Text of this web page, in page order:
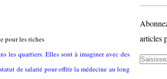
pour les riches
les quartiers. Elles sont à imaginer avec des
de salarié pour offrir la médecine au long
articles